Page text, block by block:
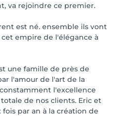
va rejoindre ce premier.
est né. ensemble ils vont
empire de l'élégance à
une famille de près de
l'amour de l'art de la
l'excellence
de nos clients. Eric et
par an à la création de